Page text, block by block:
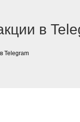
в
Telegram